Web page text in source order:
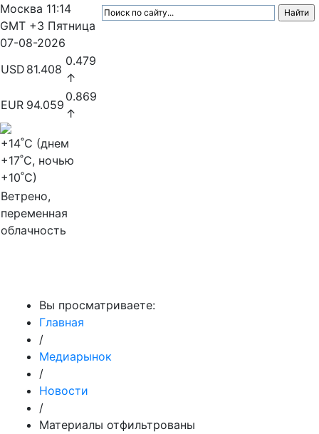
Москва 11:14
GMT +3 Пятница
07-08-2026
USD 81.408
0.479
↑
EUR 94.059
0.869
↑
+14˚C (днем
+17˚C, ночью
+10˚C)
Ветрено,
переменная
облачность
Вы просматриваете:
Главная
/
Медиарынок
/
Новости
/
Материалы отфильтрованы